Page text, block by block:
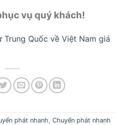
vụ quý khách!
Trung Quốc về Việt Nam giá
phát nhanh, Chuyển phát nhanh